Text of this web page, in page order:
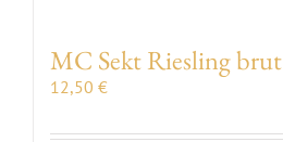
MC Sekt Riesling brut
12,50 €